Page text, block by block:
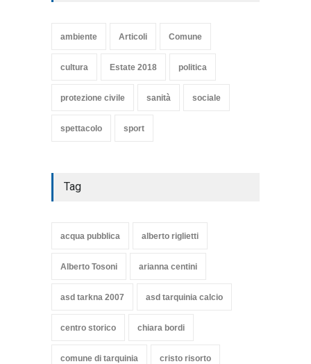
TARQUINIA
ambiente Articoli Comune
cultura Estate 2018 politica
protezione civile sanità sociale
spettacolo sport
Tag
acqua pubblica alberto riglietti
Alberto Tosoni arianna centini
asd tarkna 2007 asd tarquinia calcio
centro storico chiara bordi
comune di tarquinia cristo risorto